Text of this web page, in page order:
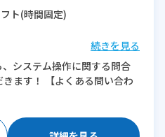
ト(時間固定)
続きを見る
システム操作に関する問合
ます！ 【よくある問い合わ